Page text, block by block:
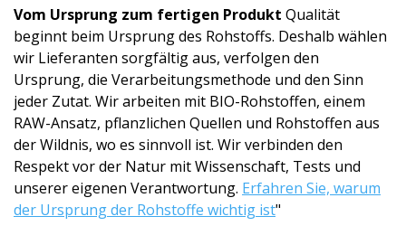
Vom Ursprung zum fertigen Produkt Qualität
beginnt beim Ursprung des Rohstoffs. Deshalb wählen
wir Lieferanten sorgfältig aus, verfolgen den
Ursprung, die Verarbeitungsmet­hode und den Sinn
jeder Zutat. Wir arbeiten mit BIO-Rohstoffen, einem
RAW-Ansatz, pflanzlichen Quellen und Rohstoffen aus
der Wildnis, wo es sinnvoll ist. Wir verbinden den
Respekt vor der Natur mit Wissenschaft, Tests und
unserer eigenen Verantwortung. Erfahren Sie, warum
der Ursprung der Rohstoffe wichtig ist"